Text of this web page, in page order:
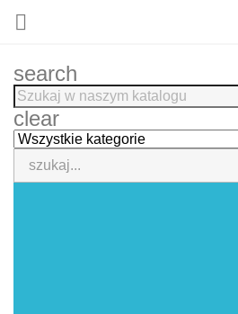

search
clear